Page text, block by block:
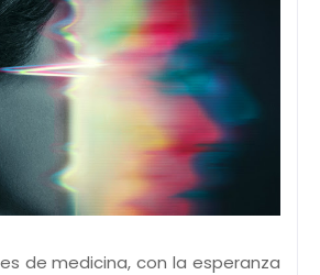
de medicina, con la esperanza